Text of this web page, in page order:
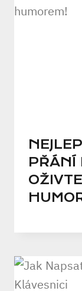
PŘÁNÍ